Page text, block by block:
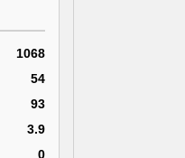
1068
54
93
3.9
0